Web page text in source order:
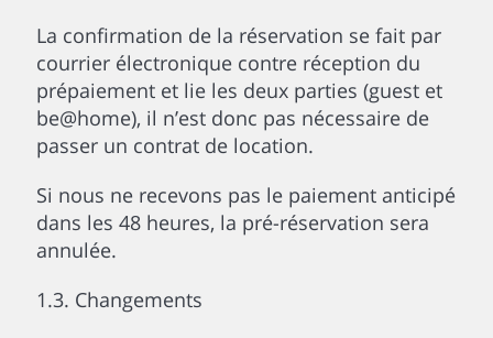
La confirmation de la réservation se fait par
courrier électronique contre réception du
prépaiement et lie les deux parties (guest et
be@home), il n’est donc pas nécessaire de
passer un contrat de location.
Si nous ne recevons pas le paiement anticipé
dans les 48 heures, la pré-réservation sera
annulée.
1.3. Changements